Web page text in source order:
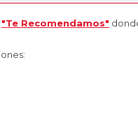
"Te Recomendamos"